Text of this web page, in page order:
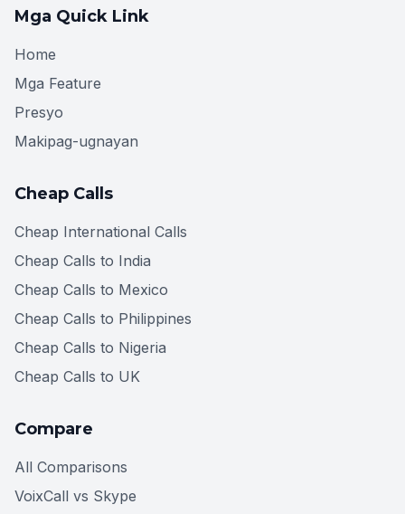
Mga Quick Link
Home
Mga Feature
Presyo
Makipag-ugnayan
Cheap Calls
Cheap International Calls
Cheap Calls to India
Cheap Calls to Mexico
Cheap Calls to Philippines
Cheap Calls to Nigeria
Cheap Calls to UK
Compare
All Comparisons
VoixCall vs Skype